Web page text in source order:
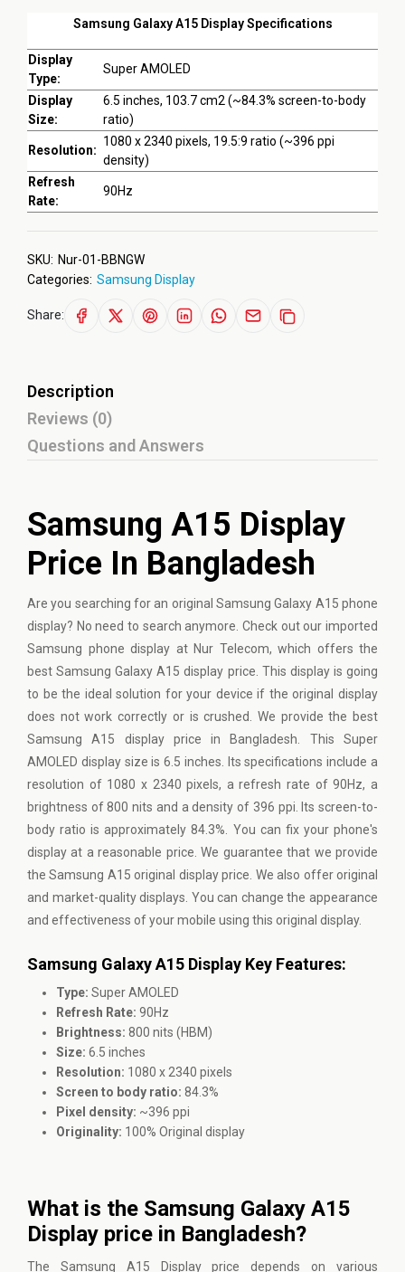
Samsung Galaxy A15 Display Specifications
Display
Type:
Super AMOLED
Display
Size:
6.5 inches, 103.7 cm2 (~84.3% screen-to-body
ratio)
Resolution:
1080 x 2340 pixels, 19.5:9 ratio (~396 ppi
density)
Refresh
Rate:
90Hz
SKU: Nur-01-BBNGW
Categories: Samsung Display
Share:
Description
Reviews (0)
Questions and Answers
Samsung A15 Display
Price In Bangladesh
Are you searching for an original Samsung Galaxy A15 phone
display? No need to search anymore. Check out our imported
Samsung phone display at Nur Telecom, which offers the
best Samsung Galaxy A15 display price. This display is going
to be the ideal solution for your device if the original display
does not work correctly or is crushed. We provide the best
Samsung A15 display price in Bangladesh. This Super
AMOLED display size is 6.5 inches. Its specifications include a
resolution of 1080 x 2340 pixels, a refresh rate of 90Hz, a
brightness of 800 nits and a density of 396 ppi. Its screen-to-
body ratio is approximately 84.3%. You can fix your phone's
display at a reasonable price. We guarantee that we provide
the Samsung A15 original display price. We also offer original
and market-quality displays. You can change the appearance
and effectiveness of your mobile using this original display.
Samsung Galaxy A15 Display Key Features:
Type: Super AMOLED
Refresh Rate: 90Hz
Brightness: 800 nits (HBM)
Size: 6.5 inches
Resolution: 1080 x 2340 pixels
Screen to body ratio: 84.3%
Pixel density: ~396 ppi
Originality: 100% Original display
What is the Samsung Galaxy A15
Display price in Bangladesh?
The Samsung A15 Display price depends on various